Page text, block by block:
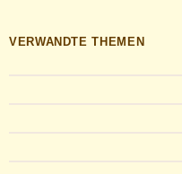
VERWANDTE THEMEN